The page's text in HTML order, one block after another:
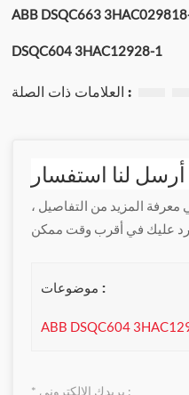
ABB DSQC663
DSQC604 3HAC12928-1
العلامات ذات الصلة :
أرسل لنا استفسار
معرفة المزيد من التفاصيل ،
موضوعات :